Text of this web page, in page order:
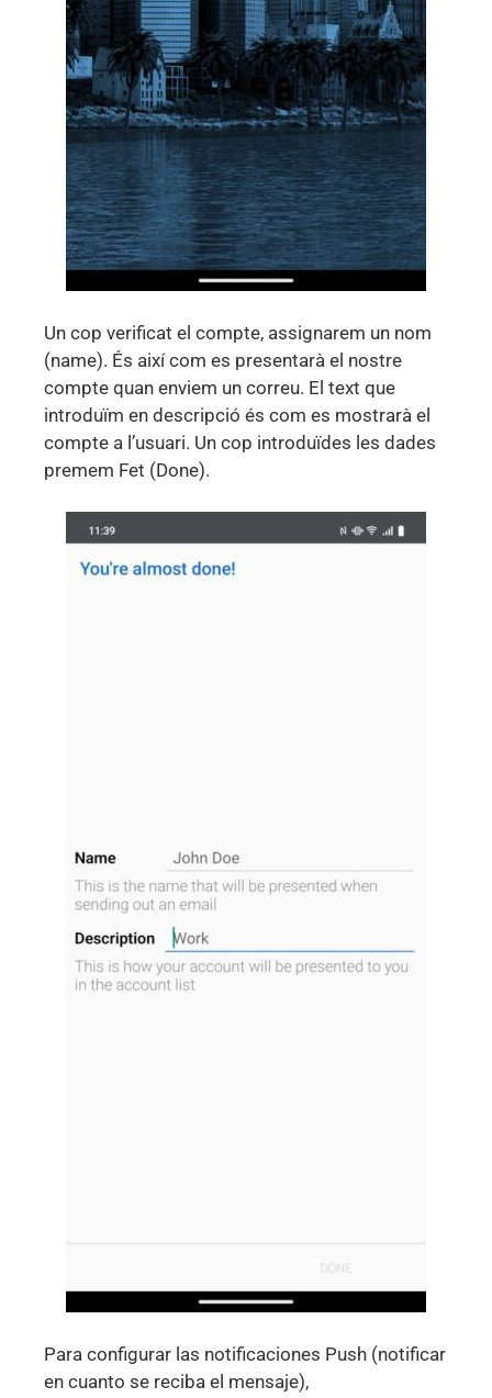
Un cop verificat el compte, assignarem un nom
(name). És així com es presentarà el nostre
compte quan enviem un correu. El text que
introduïm en descripció és com es mostrarà el
compte a l’usuari. Un cop introduïdes les dades
premem Fet (Done).
Para configurar las notificaciones Push (notificar
en cuanto se reciba el mensaje),